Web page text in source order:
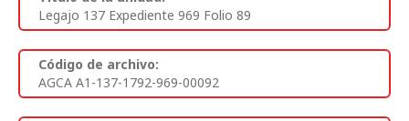
Legajo 137 Expediente 969 Folio 89
Código de archivo:
AGCA A1-137-1792-969-00092